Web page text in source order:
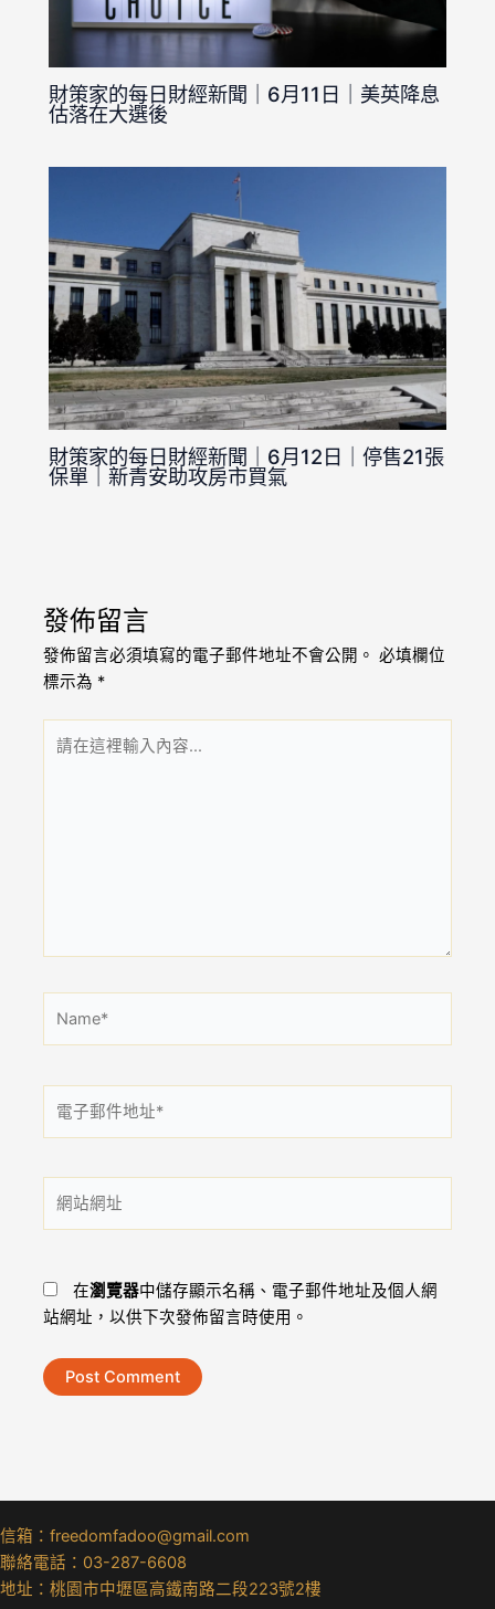
財策家的每日財經新聞｜6月11日｜美英降息
估落在大選後
財策家的每日財經新聞｜6月12日｜停售21張
保單｜新青安助攻房市買氣
發佈留言
發佈留言必須填寫的電子郵件地址不會公開。 必填欄位
標示為 *
在
子
件
地
址
站
在瀏覽器中儲存顯示名稱、電子郵件地址及個人網
站網址，以供下次發佈留言時使用。
信箱：freedomfadoo@gmail.com
聯絡電話：03-287-6608
地址：桃園市中壢區高鐵南路二段223號2樓